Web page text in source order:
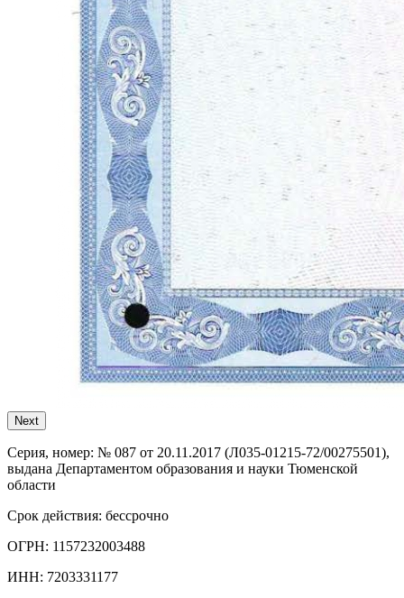
Next
Серия, номер: № 087 от 20.11.2017 (Л035-01215-72/00275501),
выдана Департаментом образования и науки Тюменской
области
Срок действия: бессрочно
ОГРН: 1157232003488
ИНН: 7203331177